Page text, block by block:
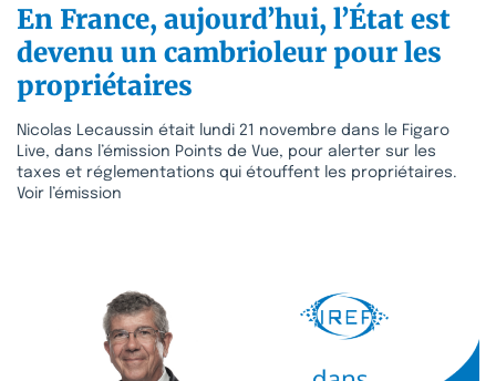
En France, aujourd’hui, l’État est
devenu un cambrioleur pour les
propriétaires
Nicolas Lecaussin était lundi 21 novembre dans le Figaro
Live, dans l’émission Points de Vue, pour alerter sur les
taxes et réglementations qui étouffent les propriétaires.
Voir l’émission